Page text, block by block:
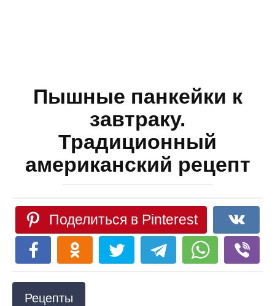
Пышные панкейки к
завтраку.
Традиционный
американский рецепт
Поделиться в Pinterest
Рецепты